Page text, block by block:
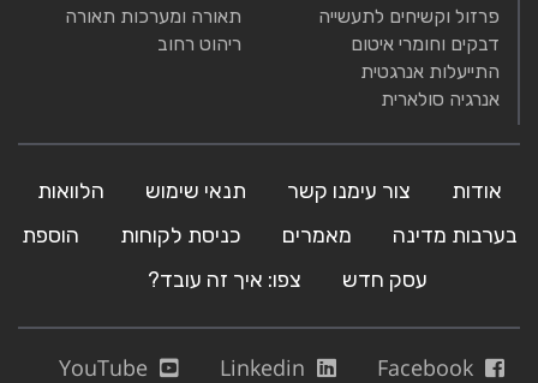
פרזול וקשיחים לתעשייה
דבקים וחומרי איטום
התייעלות אנרגטית
אנרגיה סולארית
תאורה ומערכות תאורה
ריהוט רחוב
אודות צור עימנו קשר תנאי שימוש
הלוואות
בערבות מדינה
מאמרים כניסת לקוחות
הוספת
עסק חדש
צפו: איך זה עובד?
Facebook